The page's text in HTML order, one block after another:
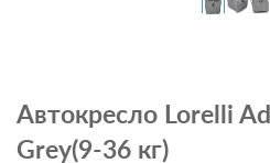
Автокресло Lorelli
Grey(9-36 кг)